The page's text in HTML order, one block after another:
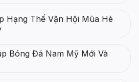
Hạng Thế Vận Hội Mùa Hè
Bóng Đá Nam Mỹ Mới Và